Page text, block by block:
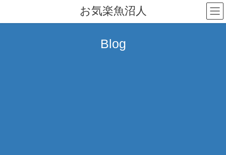
テ
ゲ
お気楽魚沼人
Blog